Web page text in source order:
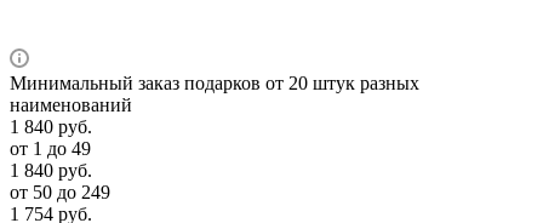
Минимальный заказ подарков от 20 штук разных
наименований
1 840 руб.
от 1 до 49
1 840 руб.
от 50 до 249
1 754 руб.